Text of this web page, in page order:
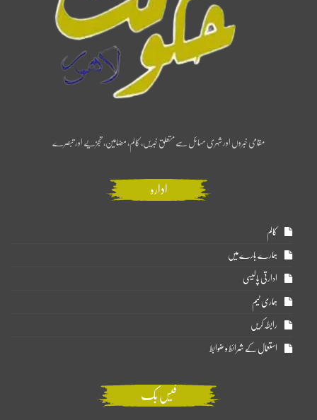
مقامی خبروں اور شہری مسائل سے متعلق خبریں، کالم، مضامین، تجزیے اور تبصرے
ادارہ
کالم
ہمارے بارے میں
ادارتی پالیسی
ہماری ٹیم
رابطہ کریں
استعمال کے شرائط و ضوابط
فیس بک